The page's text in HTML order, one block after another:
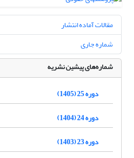
مقالات آماده انتشار
شماره جاری
شماره‌های پیشین نشریه
دوره 25 (1405)
دوره 24 (1404)
دوره 23 (1403)